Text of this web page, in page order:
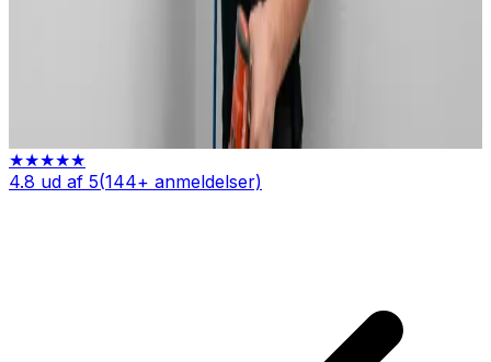
Installation af AirPro V2 med fugtighedssensor
70 60 30 04
★★★★★
4.8 ud af 5(144+ anmeldelser)